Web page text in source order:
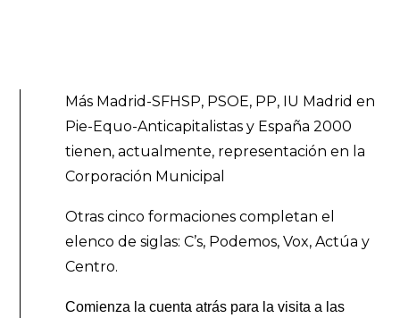
Más Madrid-SFHSP, PSOE, PP, IU Madrid en
Pie-Equo-Anticapitalistas y España 2000
tienen, actualmente, representación en la
Corporación Municipal
Otras cinco formaciones completan el
elenco de siglas: C’s, Podemos, Vox, Actúa y
Centro.
Comienza la cuenta atrás para la visita a las